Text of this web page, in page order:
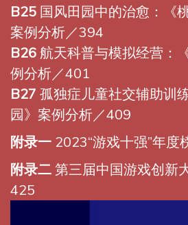
B25 国风田园中的治愈：《
案例分析／394
B26 航天科普与模拟经营：
例分析／401
B27 孤独症儿童社交辅助训
园》案例分析／409
附录一 2023“游戏十强”年度
附录二 第三届中国游戏创新
425